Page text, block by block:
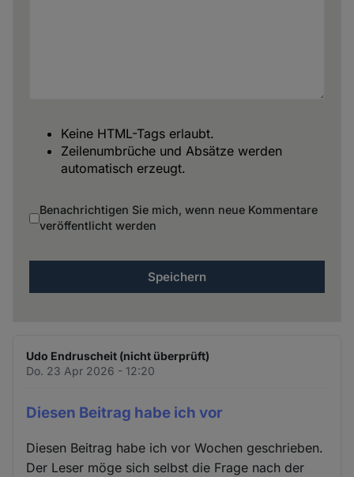
Keine HTML-Tags erlaubt.
Zeilenumbrüche und Absätze werden
automatisch erzeugt.
Benachrichtigen Sie mich, wenn neue Kommentare
veröffentlicht werden
Udo Endruscheit (nicht überprüft)
Do. 23 Apr 2026 - 12:20
Diesen Beitrag habe ich vor
Diesen Beitrag habe ich vor Wochen geschrieben.
Der Leser möge sich selbst die Frage nach der